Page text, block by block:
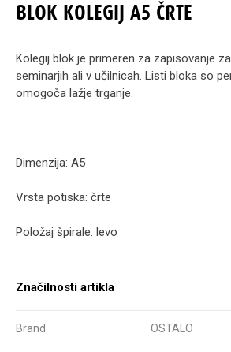
BLOK KOLEGIJ A5 ČRTE
Kolegij blok je primeren za zapisovanje
seminarjih ali v učilnicah. Listi bloka so
omogoča lažje trganje.
Dimenzija: A5
Vrsta potiska: črte
Položaj špirale: levo
Značilnosti artikla
Brand OSTALO